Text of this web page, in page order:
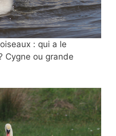
: qui a le
Cygne ou grande